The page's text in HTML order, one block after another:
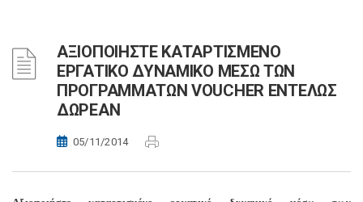
ΑΞΙΟΠΟΙΗΣΤΕ ΚΑΤΑΡΤΙΣΜΕΝΟ
ΕΡΓΑΤΙΚΟ ΔΥΝΑΜΙΚΟ ΜΕΣΩ ΤΩΝ
ΠΡΟΓΡΑΜΜΑΤΩΝ VOUCHER ΕΝΤΕΛΩΣ
ΔΩΡΕΑΝ
05/11/2014